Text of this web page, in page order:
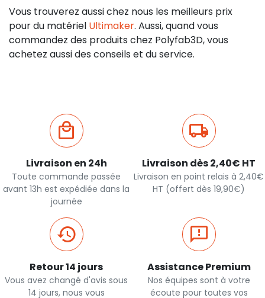
Vous trouverez aussi chez nous les meilleurs prix
pour du matériel Ultimaker. Aussi, quand vous
commandez des produits chez Polyfab3D, vous
achetez aussi des conseils et du service.
Livraison en 24h
Toute commande passée
avant 13h est expédiée dans la
journée
Livraison dès 2,40€ HT
Livraison en point relais à 2,40€
HT (offert dès 19,90€)
Retour 14 jours
Vous avez changé d'avis sous
14 jours, nous vous
Assistance Premium
Nos équipes sont à votre
écoute pour toutes vos